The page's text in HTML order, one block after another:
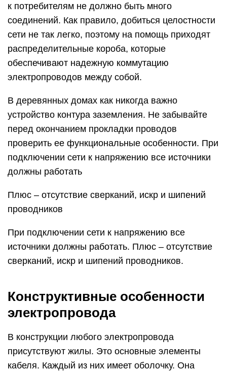
к потребителям не должно быть много
соединений. Как правило, добиться целостности
сети не так легко, поэтому на помощь приходят
распределительные короба, которые
обеспечивают надежную коммутацию
электропроводов между собой.
В деревянных домах как никогда важно
устройство контура заземления. Не забывайте
перед окончанием прокладки проводов
проверить ее функциональные особенности. При
подключении сети к напряжению все источники
должны работать
Плюс – отсутствие сверканий, искр и шипений
проводников
При подключении сети к напряжению все
источники должны работать. Плюс – отсутствие
сверканий, искр и шипений проводников.
Конструктивные особенности
электропровода
В конструкции любого электропровода
присутствуют жилы. Это основные элементы
кабеля. Каждый из них имеет оболочку. Она